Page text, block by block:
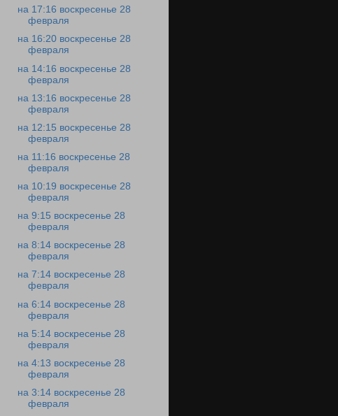
на 17:16 воскресенье 28
февраля
на 16:20 воскресенье 28
февраля
на 14:16 воскресенье 28
февраля
на 13:16 воскресенье 28
февраля
на 12:15 воскресенье 28
февраля
на 11:16 воскресенье 28
февраля
на 10:19 воскресенье 28
февраля
на 9:15 воскресенье 28
февраля
на 8:14 воскресенье 28
февраля
на 7:14 воскресенье 28
февраля
на 6:14 воскресенье 28
февраля
на 5:14 воскресенье 28
февраля
на 4:13 воскресенье 28
февраля
на 3:14 воскресенье 28
февраля